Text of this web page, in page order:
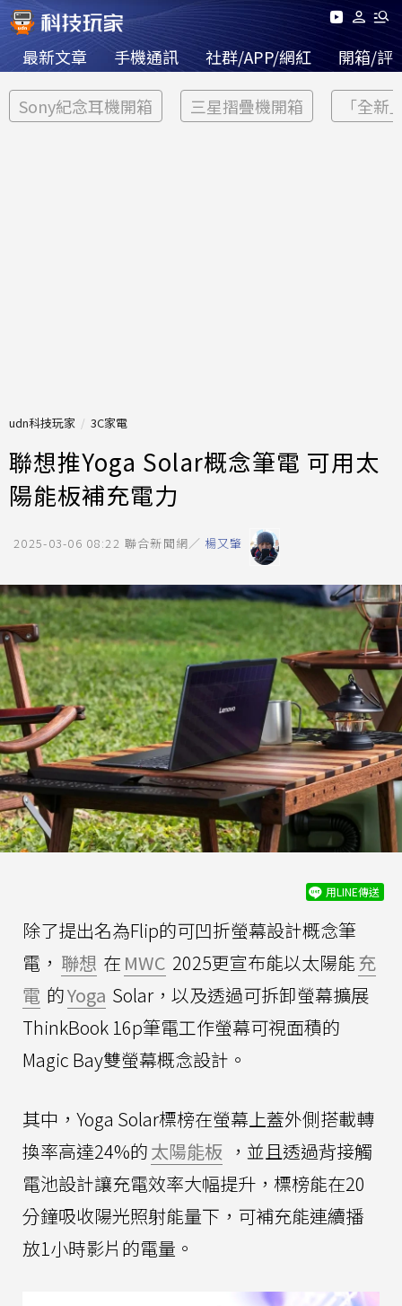
最新文章 手機通訊 社群/APP/網紅 開箱/評
Sony紀念耳機開箱 三星摺疊機開箱 「全新
udn科技玩家 3C家電
聯想推Yoga Solar概念筆電 可用太
陽能板補充電力
2025-03-06 08:22 聯合新聞網／ 楊又肇
用LINE傳送
除了提出名為Flip的可凹折螢幕設計概念筆
電， 聯想 在 MWC 2025更宣布能以太陽能充
電 的Yoga Solar，以及透過可拆卸螢幕擴展
ThinkBook 16p筆電工作螢幕可視面積的
Magic Bay雙螢幕概念設計。
其中，Yoga Solar標榜在螢幕上蓋外側搭載轉
換率高達24%的太陽能板 ，並且透過背接觸
電池設計讓充電效率大幅提升，標榜能在20
分鐘吸收陽光照射能量下，可補充能連續播
放1小時影片的電量。